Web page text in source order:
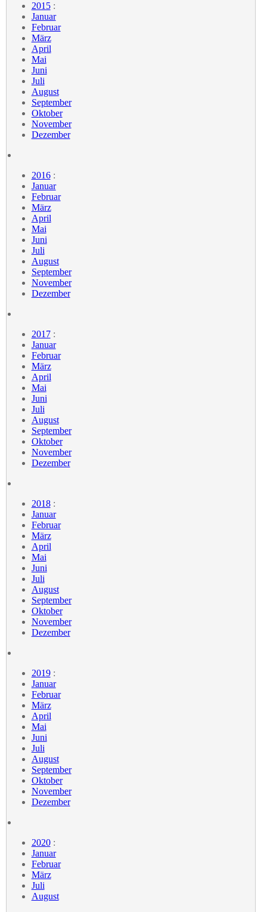
2015:
Januar
Februar
März
April
Mai
Juni
Juli
August
September
Oktober
November
Dezember
2016:
Januar
Februar
März
April
Mai
Juni
Juli
August
September
November
Dezember
2017:
Januar
Februar
März
April
Mai
Juni
Juli
August
September
Oktober
November
Dezember
2018:
Januar
Februar
März
April
Mai
Juni
Juli
August
September
Oktober
November
Dezember
2019:
Januar
Februar
März
April
Mai
Juni
Juli
August
September
Oktober
November
Dezember
2020:
Januar
Februar
März
Juli
August